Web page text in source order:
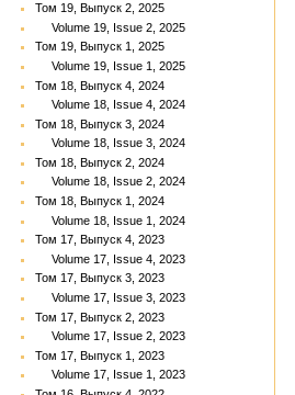
Том 19, Выпуск 2, 2025
Volume 19, Issue 2, 2025
Том 19, Выпуск 1, 2025
Volume 19, Issue 1, 2025
Том 18, Выпуск 4, 2024
Volume 18, Issue 4, 2024
Том 18, Выпуск 3, 2024
Volume 18, Issue 3, 2024
Том 18, Выпуск 2, 2024
Volume 18, Issue 2, 2024
Том 18, Выпуск 1, 2024
Volume 18, Issue 1, 2024
Том 17, Выпуск 4, 2023
Volume 17, Issue 4, 2023
Том 17, Выпуск 3, 2023
Volume 17, Issue 3, 2023
Том 17, Выпуск 2, 2023
Volume 17, Issue 2, 2023
Том 17, Выпуск 1, 2023
Volume 17, Issue 1, 2023